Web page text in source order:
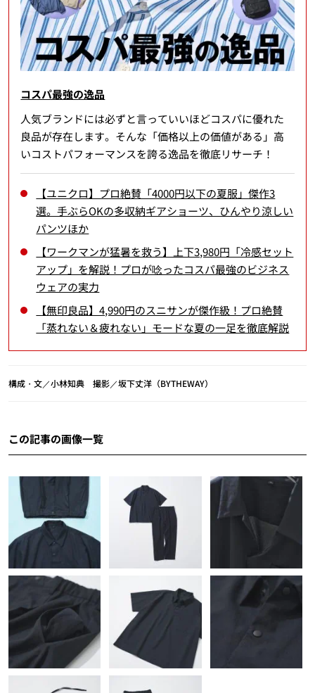
コスパ最強の逸品
人気ブランドには必ずと言っていいほどコスパに優れた
良品が存在します。そんな「価格以上の価値がある」高
いコストパフォーマンスを誇る逸品を徹底リサーチ！
【ユニクロ】プロ絶賛「4000円以下の夏服」傑作3
選。手ぶらOKの多収納ギアショーツ、ひんやり涼しい
パンツほか
【ワークマンが猛暑を救う】上下3,980円「冷感セット
アップ」を解説！プロが唸ったコスパ最強のビジネス
ウェアの実力
【無印良品】4,990円のスニサンが傑作級！プロ絶賛
「蒸れない＆疲れない」モードな夏の一足を徹底解説
構成・文／小林知典 撮影／坂下丈洋（BYTHEWAY）
この記事の画像一覧